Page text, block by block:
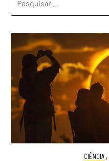
POR:
CIÊNCIA ,